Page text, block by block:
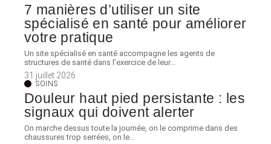
7 manières d’utiliser un site
spécialisé en santé pour améliorer
votre pratique
Un site spécialisé en santé accompagne les agents de
structures de santé dans l’exercice de leur
31 juillet 2026
SOINS
Douleur haut pied persistante : les
signaux qui doivent alerter
On marche dessus toute la journée, on le comprime dans des
chaussures trop serrées, on le